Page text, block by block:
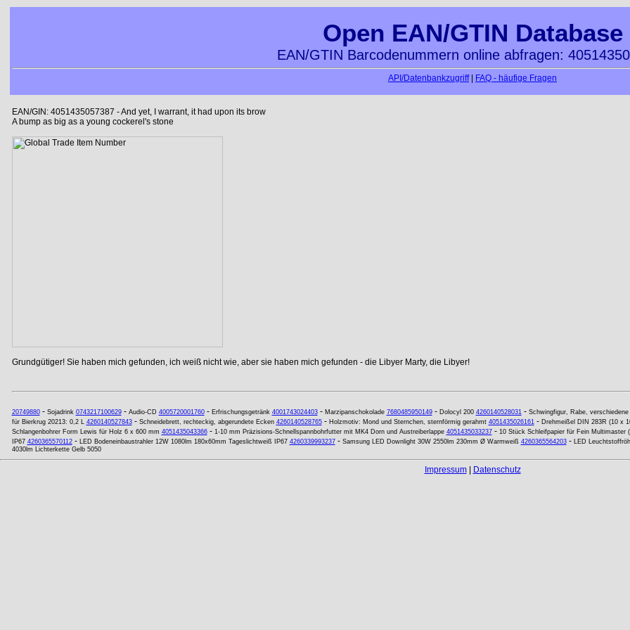
Open EAN/GTIN Database
EAN/GTIN Barcodenummern online abfragen:
API/Datenbankzugriff| FAQ - häufige Fragen
EAN/GIN: 4051435057387 - And yet, I warrant, it had upon its brow
A bump as big as a young cockerel's stone
Grundgütiger! Sie haben mich gefunden, ich weiß nicht wie, aber sie haben mich gefunden - die Libyer Marty, die Libyer!
20749880- Sojadrink 0743217100629- Audio-CD 4005720001760- Erfrischungsgetränk 4001743024403- Marzipanschokolade 7680485950149- Dolocyl 200 4260140528031- Schwingfigur, Rabe,
für Bierkrug 20213: 0,2 L 4260140527843- Schneidebrett, rechteckig, abgerundete Ecken 4260140528765- Holzmotiv: Mond und Sternchen, sternförmig gerahmt 4051435026161- Drehmeißel DIN 283R (10 x
Schlangenbohrer Form Lewis für Holz 6 x 600 mm 4051435043366- 1-10 mm Präzisions-Schnellspannbohrfutter mit MK4 Dorn und Austreiberlappe 4051435033237- 10 Stück Schleifpapier für Fein Multimaster
IP67 4260365570112- LED Bodeneinbaustrahler 12W 1080lm 180x60mm Tageslichtweiß IP67 4260339993237- Samsung LED Downlight 30W 2550lm 230mm Ø Warmweiß 4260365564203- LED
4030lm Lichterkette Gelb 5050
Impressum| Datenschutz